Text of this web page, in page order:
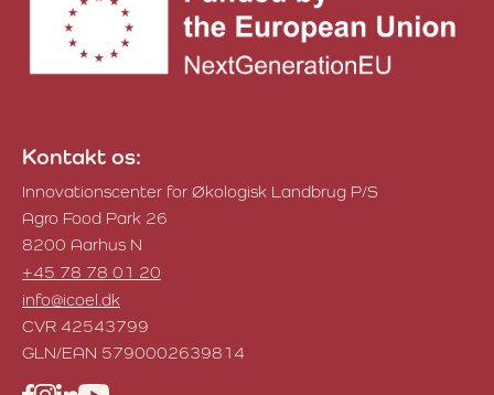
Kontakt os:
Innovationscenter for Økologisk Landbrug P/S
Agro Food Park 26
8200 Aarhus N
+45 78 78 01 20
info@icoel.dk
CVR 42543799
GLN/EAN 5790002639814